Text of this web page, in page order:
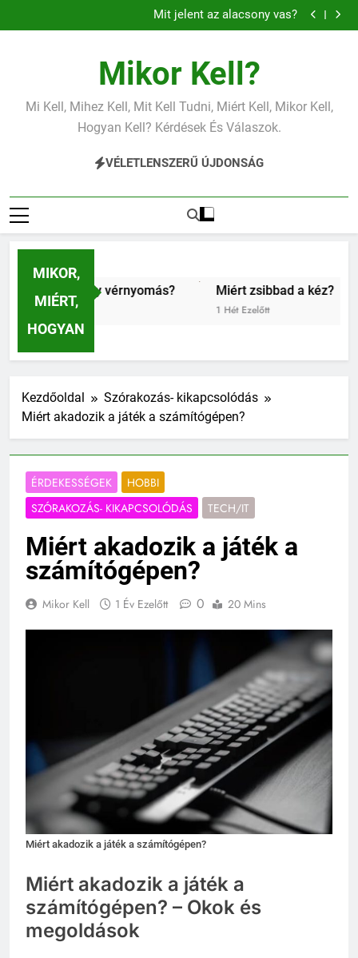
a
Mit jelent az alacsony vas?
Miért fáj a váll?
Mit jelent a magas vérnyomás?
Mit jelent az alacsony vas?
Miért fáj a váll?
Mit jelent az alacsony vérnyomás?
Mikor Kell?
Mi Kell, Mihez Kell, Mit Kell Tudni, Miért Kell, Mikor Kell,
Hogyan Kell? Kérdések És Válaszok.
VÉLETLENSZERŰ ÚJDONSÁG
MIKOR,
MIÉRT,
HOGYAN
alacsony vérnyomás? Miért zsibbad a kéz?
1 Hét Ezelőtt
Kezdőoldal
Szórakozás- kikapcsolódás
Miért akadozik a játék a számítógépen?
ÉRDEKESSÉGEK
HOBBI
SZÓRAKOZÁS- KIKAPCSOLÓDÁS
TECH/IT
Miért akadozik a játék a
számítógépen?
Mikor Kell 1 Év Ezelőtt 0 20 Mins
Miért akadozik a játék a számítógépen?
Miért akadozik a játék a
számítógépen? – Okok és
megoldások